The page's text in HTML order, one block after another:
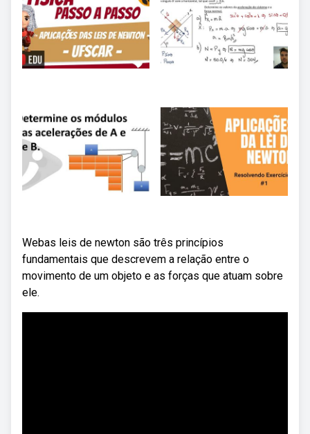
Webas leis de newton são três princípios
fundamentais que descrevem a relação entre o
movimento de um objeto e as forças que atuam sobre
ele.